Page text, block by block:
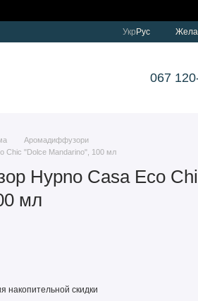
Укр Рус
067
Аромадиффузори
Chic "Dolce Mandarino", 100 мл
Hypno Casa Eco
мл
накопительной скидки